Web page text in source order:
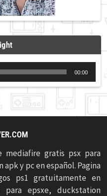
00:00
mediafire gratis psx para
y pc en español. Pagina
ps1 gratuitamente en
para epsxe, duckstation